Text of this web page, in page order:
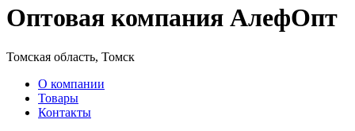
Оптовая компания АлефОпт
Томская область, Томск
О компании
Товары
Контакты